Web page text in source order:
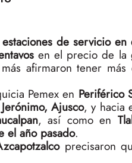
de servicio en
en el precio de la
afirmaron tener
Pemex en Periférico
Ajusco, y hacia
, así como en
el año pasado.
precisaron